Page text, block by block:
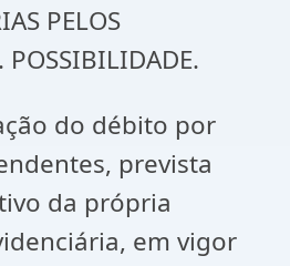
PELOS
POSSIBILIDADE.
do débito por
prevista
da própria
em vigor